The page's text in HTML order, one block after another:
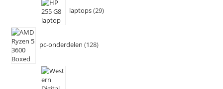
laptops 29
pc-onderdelen 128